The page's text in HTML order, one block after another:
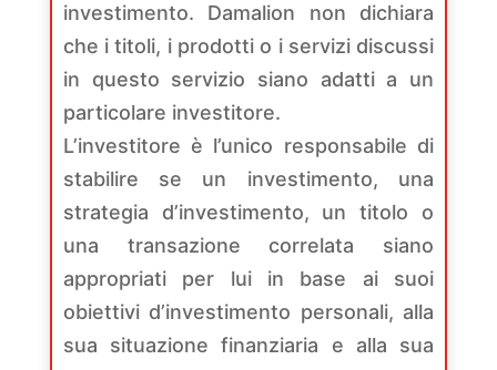
investimento. Damalion non dichiara
che i titoli, i prodotti o i servizi discussi
in questo servizio siano adatti a un
particolare investitore.
L’investitore è l’unico responsabile di
stabilire se un investimento, una
strategia d’investimento, un titolo o
una transazione correlata siano
appropriati per lui in base ai suoi
obiettivi d’investimento personali, alla
sua situazione finanziaria e alla sua